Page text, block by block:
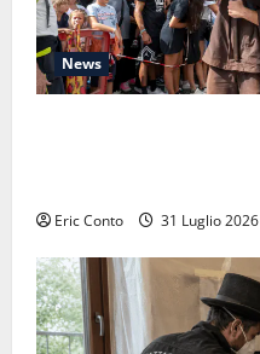
News
Eric Conto 31 Luglio 2026